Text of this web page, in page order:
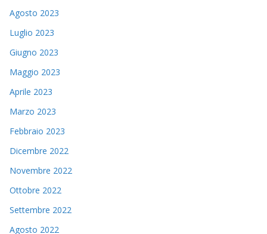
Agosto 2023
Luglio 2023
Giugno 2023
Maggio 2023
Aprile 2023
Marzo 2023
Febbraio 2023
Dicembre 2022
Novembre 2022
Ottobre 2022
Settembre 2022
Agosto 2022